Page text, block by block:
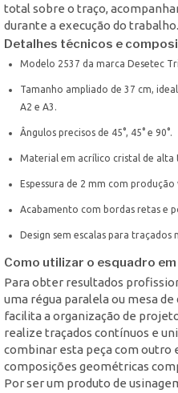
total sobre o traço,
durante a execução do trabalho.
Detalhes técnicos e
Modelo 2537 da marca Desetec
Tamanho ampliado de 37 cm,
A2 e A3.
Ângulos precisos de 45°, 45° e 90°.
Material em acrílico cristal de alta
Espessura de 2 mm com
Acabamento com bordas retas e
Design sem escalas para traçados
Como utilizar o esquadro
Para obter resultados
uma régua paralela ou mesa
facilita a organização de
realize traçados contínuos e
combinar esta peça com outro
composições geométricas
Por ser um produto de